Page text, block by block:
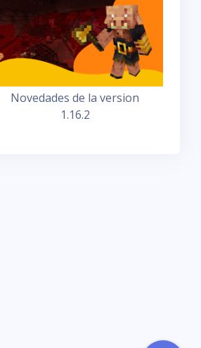
Novedades de la version
1.16.2